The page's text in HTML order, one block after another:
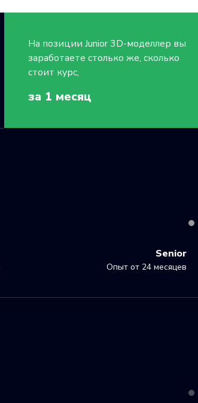
На позиции Junior3D-моделлер вы
заработаете столько же, сколько
стоит курс,
за 1 месяц
Senior
Опыт от 24 месяцев